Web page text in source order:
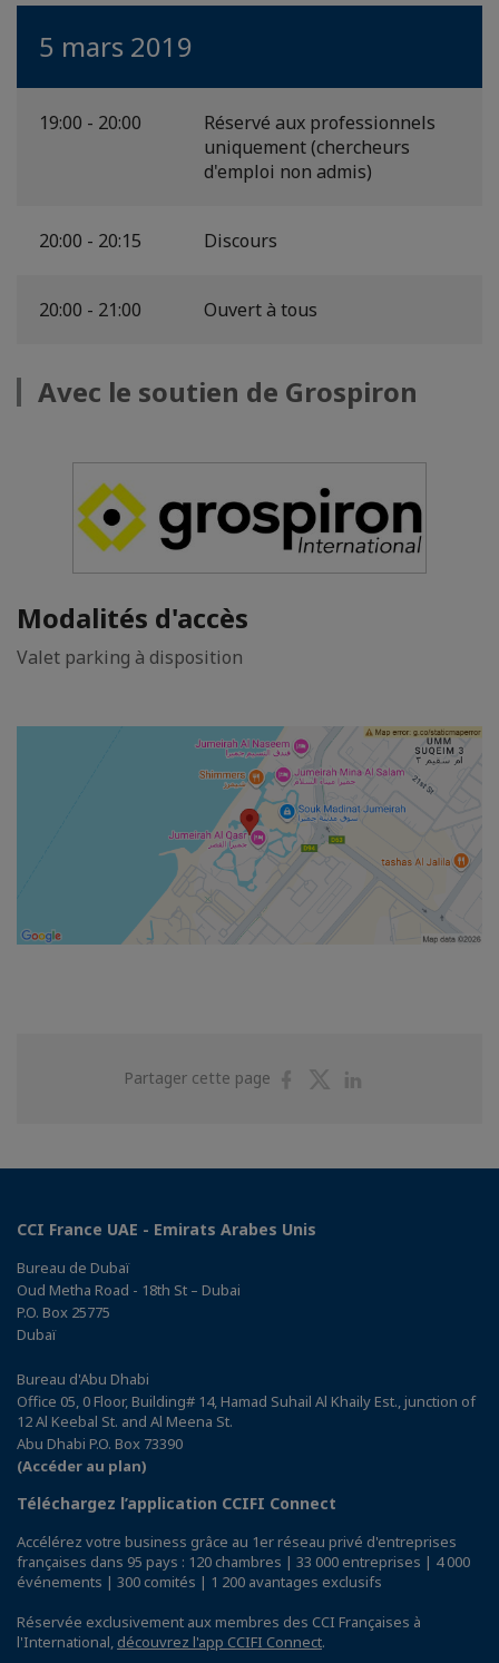
5 mars 2019
19:00 - 20:00
Réservé aux professionnels
uniquement (chercheurs
d'emploi non admis)
20:00 - 20:15 Discours
20:00 - 21:00 Ouvert à tous
Avec le soutien de Grospiron
Modalités d'accès
Valet parking à disposition
Partager cette page
PartagerPartager
CCI France UAE - Emirats Arabes Unis
Bureau de Dubaï
Oud Metha Road - 18th St – Dubai
P.O. Box 25775
Dubaï
Bureau d'Abu Dhabi
Office 05, 0 Floor, Building# 14, Hamad Suhail Al Khaily Est., junction of
12 Al Keebal St. and Al Meena St.
Abu Dhabi P.O. Box 73390
(Accéder au plan)
Téléchargez l’application CCIFI Connect
Accélérez votre business grâce au 1er réseau privé d'entreprises
françaises dans 95 pays : 120 chambres | 33 000 entreprises | 4 000
événements | 300 comités | 1 200 avantages exclusifs
Réservée exclusivement aux membres des CCI Françaises à
l'International, découvrez l'app CCIFI Connect.